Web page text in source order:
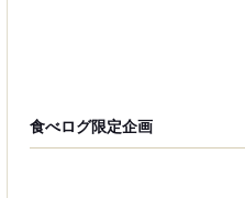
食べログ限定企画